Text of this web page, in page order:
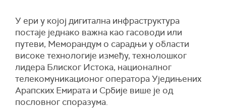
У ери у којој дигитална инфраструктура
постаје једнако важна као гасоводи или
путеви, Меморандум о сарадњи у области
високе технологије између, технолошког
лидера Блиског Истока, националног
телекомуникационог оператора Уједињених
Арапских Емирата и Србије више је од
пословног споразума.